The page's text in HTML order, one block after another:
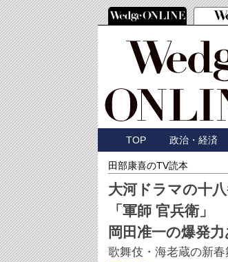
TOP 政治・経済
田部康喜のTV読本
大河ドラマの十
「軍師 官兵衛」
岡田准一の爆発
歌舞伎・海老蔵の新